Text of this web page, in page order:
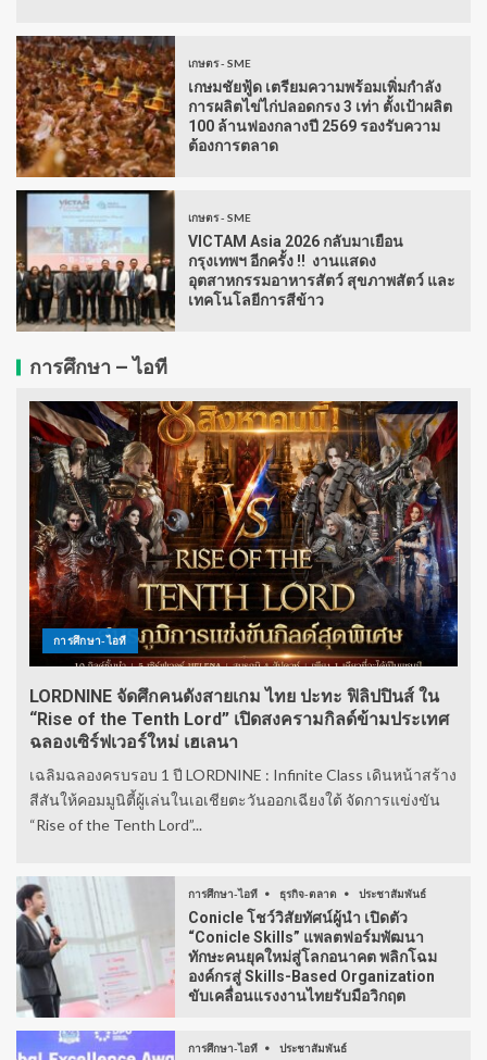
เกษตร - SME
เกษมชัยฟู้ด เตรียมความพร้อมเพิ่มกำลัง
การผลิตไข่ไก่ปลอดกรง 3 เท่า ตั้งเป้าผลิต
100 ล้านฟองกลางปี 2569 รองรับความ
ต้องการตลาด
เกษตร - SME
VICTAM Asia 2026 กลับมาเยือน
กรุงเทพฯ อีกครั้ง !! งานแสดง
อุตสาหกรรมอาหารสัตว์ สุขภาพสัตว์ และ
เทคโนโลยีการสีข้าว
การศึกษา – ไอที
การศึกษา-ไอที
LORDNINE จัดศึกคนดังสายเกม ไทย ปะทะ ฟิลิปปินส์ ใน
“Rise of the Tenth Lord” เปิดสงครามกิลด์ข้ามประเทศ
ฉลองเซิร์ฟเวอร์ใหม่ เฮเลนา
เฉลิมฉลองครบรอบ 1 ปี LORDNINE : Infinite Class เดินหน้าสร้าง
สีสันให้คอมมูนิตี้ผู้เล่นในเอเชียตะวันออกเฉียงใต้ จัดการแข่งขัน
“Rise of the Tenth Lord”...
การศึกษา-ไอที ธุรกิจ-ตลาด ประชาสัมพันธ์
Conicle โชว์วิสัยทัศน์ผู้นำ เปิดตัว
“Conicle Skills” แพลตฟอร์มพัฒนา
ทักษะคนยุคใหม่สู่โลกอนาคต พลิกโฉม
องค์กรสู่ Skills-Based Organization
ขับเคลื่อนแรงงานไทยรับมือวิกฤต
การศึกษา-ไอที ประชาสัมพันธ์